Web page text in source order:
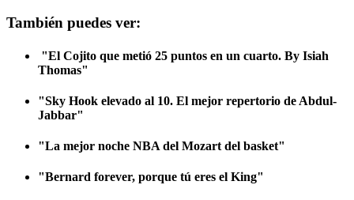
También puedes ver:
"El Cojito que metió 25 puntos en un cuarto. By Isiah
Thomas"
"Sky Hook elevado al 10. El mejor repertorio de Abdul-
Jabbar"
"La mejor noche NBA del Mozart del basket"
"Bernard forever, porque tú eres el King"